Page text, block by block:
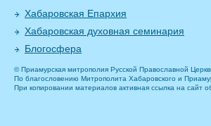
Хабаровская Епархия
Хабаровская духовная семинария
Блогосфера
© Приамурская митрополия Русской Православной
По благословению Митрополита Хабаровского и
При копировании материалов активная ссылка на сайт